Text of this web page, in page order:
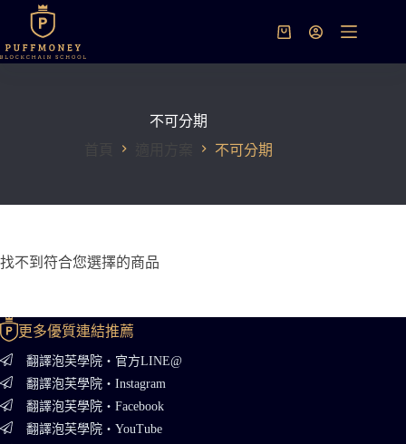
主
購
物
不可分期
不可分期
找不到符合您選擇的商品
更多優質連結推薦
翻譯泡芙學院・官方LINE@
翻譯泡芙學院・Instagram
翻譯泡芙學院・Facebook
翻譯泡芙學院・YouTube